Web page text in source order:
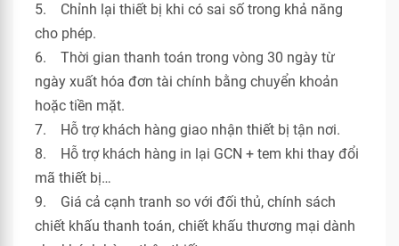
5. Chỉnh lại thiết bị khi có sai số trong khả năng
cho phép.
6. Thời gian thanh toán trong vòng 30 ngày từ
ngày xuất hóa đơn tài chính bằng chuyển khoản
hoặc tiền mặt.
7. Hỗ trợ khách hàng giao nhận thiết bị tận nơi.
8. Hỗ trợ khách hàng in lại GCN + tem khi thay đổi
mã thiết bị…
9. Giá cả cạnh tranh so với đối thủ, chính sách
chiết khấu thanh toán, chiết khấu thương mại dành